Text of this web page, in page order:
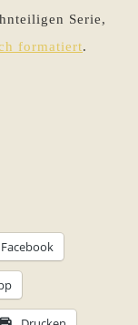
Serie,
formatiert.
Facebook